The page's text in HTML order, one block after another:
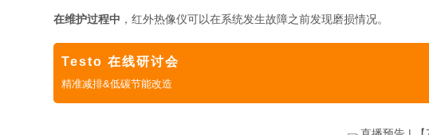
在维护过程中 ，红外热像仪可以在系统发生故障之前发现磨损情况。
Testo 在线研讨会
精准减排&低碳节能改造